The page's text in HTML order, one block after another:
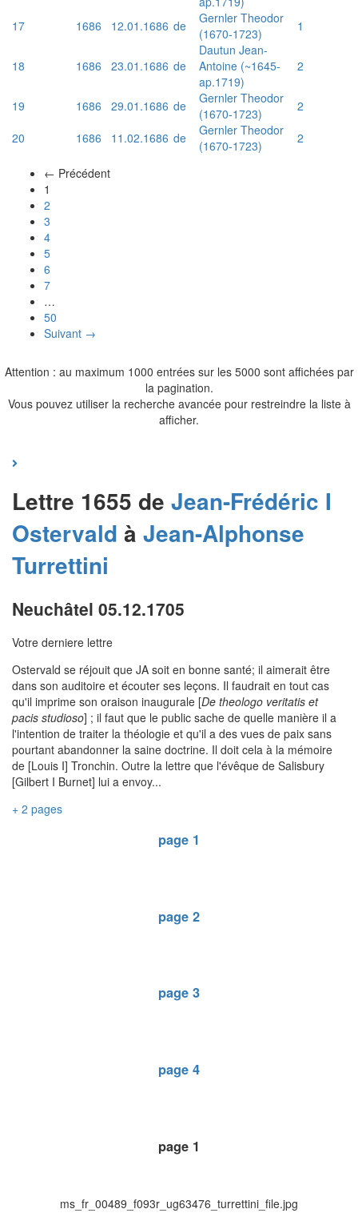
17 1686 12.01.1686 de
Gernler Theodor
(1670-1723)
1
18 1686 23.01.1686 de
Dautun Jean-
Antoine (~1645-
ap.1719)
2
19 1686 29.01.1686 de
Gernler Theodor
(1670-1723)
2
20
1686 11.02.1686 de
Gernler Theodor
(1670-1723)
2
← Précédent
1
2
3
4
5
6
7
…
50
Suivant →
Attention : au maximum 1000 entrées sur les 5000 sont affichées par
la pagination.
Vous pouvez utiliser la recherche avancée pour restreindre la liste à
afficher.
Lettre 1655 de Jean-Frédéric I
Ostervald à Jean-Alphonse
Turrettini
Neuchâtel 05.12.1705
Votre derniere lettre
Ostervald se réjouit que JA soit en bonne santé; il aimerait être
dans son auditoire et écouter ses leçons. Il faudrait en tout cas
qu'il imprime son oraison inaugurale [De theologo veritatis et
pacis studioso] ; il faut que le public sache de quelle manière il a
l'intention de traiter la théologie et qu'il a des vues de paix sans
pourtant abandonner la saine doctrine. Il doit cela à la mémoire
de [Louis I] Tronchin. Outre la lettre que l'évêque de Salisbury
[Gilbert I Burnet] lui a envoy...
+ 2 pages
page 1
page 2
page 3
page 4
page 1
ms_fr_00489_f093r_ug63476_turrettini_file.jpg